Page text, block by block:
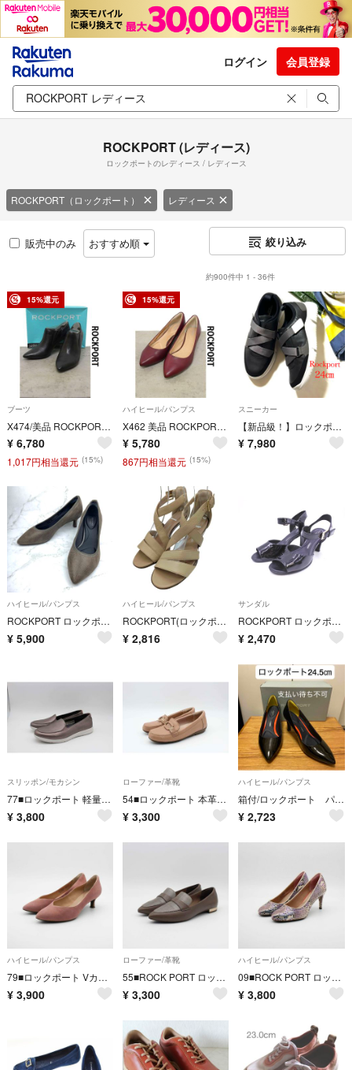
ログイン 会員登録
ROCKPORT (レディース)
ロックポートのレディース / レディース
ROCKPORT（ロックポート） レディース
販売中のみ おすすめ順 絞り込み
約900件中 1 - 36件
15%還元
ブーツ
X474/美品 ROCKPORT ブーティ ポインテッドトゥ 24.5cm
¥ 6,780
1,017円相当還元 (15%)
15%還元
ハイヒール/パンプス
X462 美品 ROCKPORT TOTALMOTION パンプス 23cm
¥ 5,780
867円相当還元 (15%)
スニーカー
【新品級！】ロックポート Rockport ROCKPORT 本革 レザースニーカー 24㎝ 黒 ブラック 高機能 スポーツ
¥ 7,980
ハイヒール/パンプス
ROCKPORT ロックポート カイヤ パンプス ブラウン 22.5 チェック
¥ 5,900
ハイヒール/パンプス
ROCKPORT(ロックポート) レディース シューズ パンプス
¥ 2,816
サンダル
ROCKPORT ロックポート TOTAL MOTION truTECH ストラップ サンダル size23ｃｍ/黒 ■◆ レディース
¥ 2,470
スリッポン/モカシン
77■ロックポート 軽量スリッポンシューズ(24.5ｃｍ)美品
¥ 3,800
ローファー/革靴
54■ロックポート 本革ビットローファー(23ｃｍ)美品
¥ 3,300
ハイヒール/パンプス
箱付/ロックポート パンプス ハイヒール エナメル ブラック 黒 24.5㎝
¥ 2,723
ハイヒール/パンプス
79■ロックポート Vカットパンプス(24.5ｃｍ)美品
¥ 3,900
ローファー/革靴
55■ROCK PORT ロックポート 異素材ローファー(23.5ｃｍ)美品
¥ 3,300
ハイヒール/パンプス
09■ROCK PORT ロックポート パイソンパンプス(22.5ｃｍ)超美品
¥ 3,800